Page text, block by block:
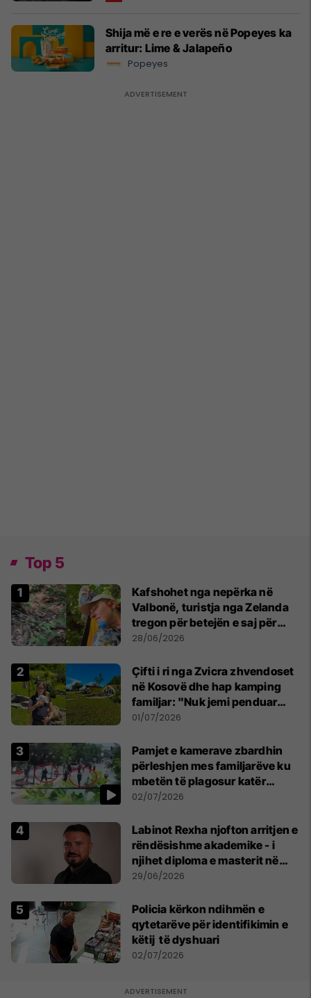
Shija më e re e verës në Popeyes ka
arritur: Lime & Jalapeño
Popeyes
Top 5
Kafshohet nga nepërka në
Valbonë, turistja nga Zelanda
tregon për betejën e saj për
mbijetesë
28/06/2026
Çifti i ri nga Zvicra zhvendoset
në Kosovë dhe hap kamping
familjar: "Nuk jemi penduar
asnjë ditë"
01/07/2026
Pamjet e kamerave zbardhin
përleshjen mes familjarëve ku
mbetën të plagosur katër
persona
02/07/2026
Labinot Rexha njofton arritjen e
rëndësishme akademike - i
njihet diploma e masterit në
Psikologji në Zvicër
29/06/2026
Policia kërkon ndihmën e
qytetarëve për identifikimin e
këtij të dyshuari
02/07/2026